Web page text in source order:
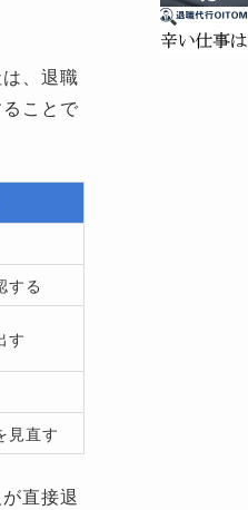
、退職
ことで
する
す
見直す
直接退